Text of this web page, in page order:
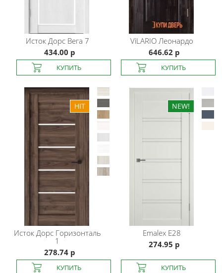
Исток ДорсВега 7
434.00 р
ViLARIO Леонардо
646.62 р
Исток ДорсГоризонталь
1
278.74 р
Emalex E28
274.95 р